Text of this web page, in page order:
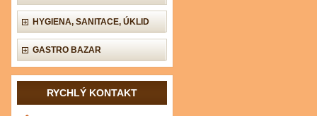
HYGIENA, SANITACE, ÚKLID
GASTRO BAZAR
RYCHLÝ KONTAKT